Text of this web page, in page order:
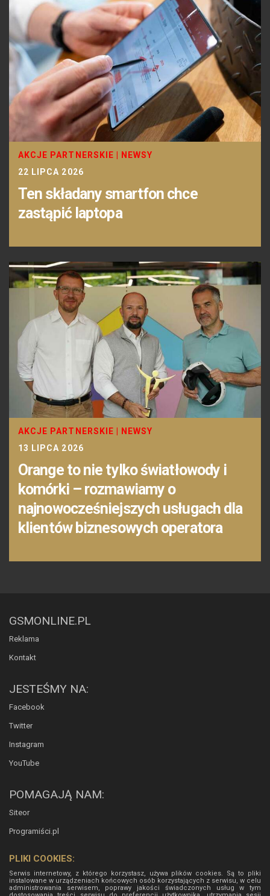
AKCJE PARTNERSKIE
NEWSY
22 LIPCA 2026
Ten składany smartfon chce
zastąpić laptopa
AKCJE PARTNERSKIE
NEWSY
13 LIPCA 2026
Orange to nie tylko światłowody i
komórki – rozmawiamy o
najnowocześniejszych usługach dla
klientów biznesowych operatora
GSMONLINE.PL
Reklama
Kontakt
JESTEŚMY NA:
Facebook
Twitter
Instagram
YouTube
POMAGAJĄ NAM:
Siteor
Programiści.pl
PLIKI COOKIES:
Serwis internetowy, z którego korzystasz, używa plików cookies. Są to pliki
instalowane w urządzeniach końcowych osób korzystających z serwisu, w celu
administrowania serwisem, poprawy jakości świadczonych usług w tym